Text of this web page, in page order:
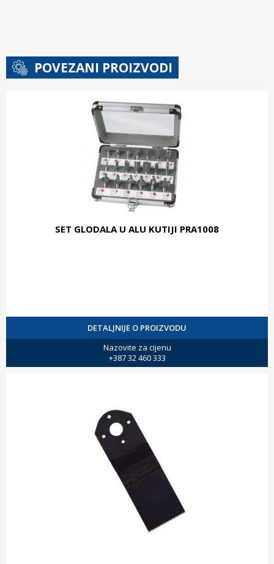
POVEZANI PROIZVODI
SET GLODALA U ALU KUTIJI PRA1008
DETALJNIJE O PROIZVODU
Nazovite za cijenu
+387 32 460 333